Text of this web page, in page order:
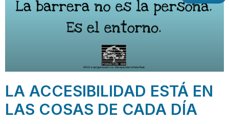
LA ACCESIBILIDAD ESTÁ EN
LAS COSAS DE CADA DÍA